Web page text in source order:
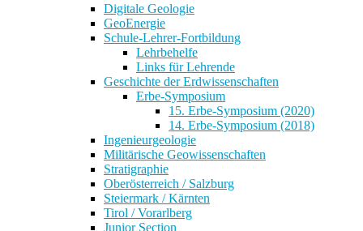
Digitale Geologie
GeoEnergie
Schule-Lehrer-Fortbildung
Lehrbehelfe
Links für Lehrende
Geschichte der Erdwissenschaften
Erbe-Symposium
15. Erbe-Symposium (2020)
14. Erbe-Symposium (2018)
Ingenieurgeologie
Militärische Geowissenschaften
Stratigraphie
Oberösterreich / Salzburg
Steiermark / Kärnten
Tirol / Vorarlberg
Junior Section